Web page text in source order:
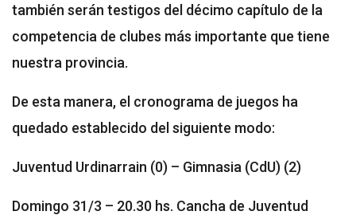
también serán testigos del décimo capítulo de la
competencia de clubes más importante que tiene
nuestra provincia.
De esta manera, el cronograma de juegos ha
quedado establecido del siguiente modo:
Juventud Urdinarrain (0) – Gimnasia (CdU) (2)
Domingo 31/3 – 20.30 hs. Cancha de Juventud